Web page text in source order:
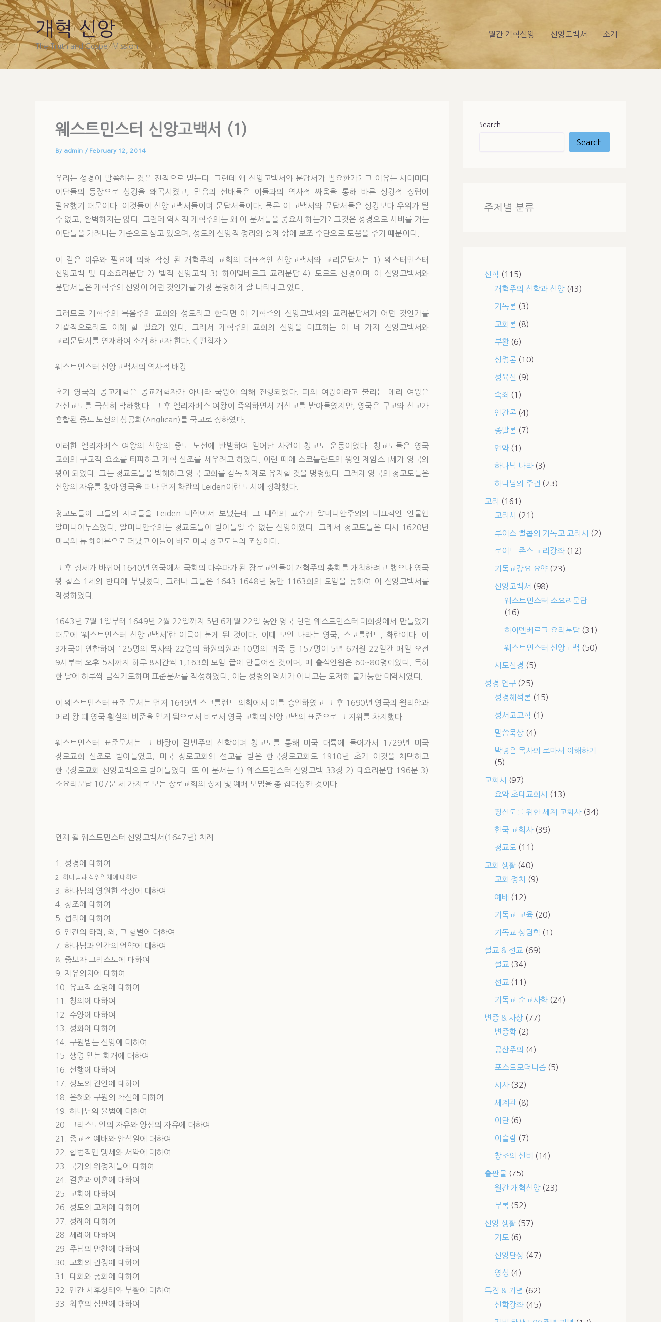
Skip
to
content
개혁 신앙
The Truth and Gospel Mission
월간 개혁신앙 신앙고백서 소개
웨스트민스터 신앙고백서 (1)
By admin / February 12, 2014
우리는 성경이 말씀하는 것을 전적으로 믿는다. 그런데 왜 신앙고백서와 문답서가 필요한가? 그 이유는 시대마다
이단들의 등장으로 성경을 왜곡시켰고, 믿음의 선배들은 이들과의 역사적 싸움을 통해 바른 성경적 정립이
필요했기 때문이다. 이것들이 신앙고백서들이며 문답서들이다. 물론 이 고백서와 문답서들은 성경보다 우위가 될
수 없고, 완벽하지는 않다. 그런데 역사적 개혁주의는 왜 이 문서들을 중요시 하는가? 그것은 성경으로 시비를 거는
이단들을 가려내는 기준으로 삼고 있으며, 성도의 신앙적 정리와 실제 삶에 보조 수단으로 도움을 주기 때문이다.
이 같은 이유와 필요에 의해 작성 된 개혁주의 교회의 대표적인 신앙고백서와 교리문답서는 1) 웨스터민스터
신앙고백 및 대소요리문답 2) 벨직 신앙고백 3) 하이델베르크 교리문답 4) 도르트 신경이며 이 신앙고백서와
문답서들은 개혁주의 신앙이 어떤 것인가를 가장 분명하게 잘 나타내고 있다.
그러므로 개혁주의 복음주의 교회와 성도라고 한다면 이 개혁주의 신앙고백서와 교리문답서가 어떤 것인가를
개괄적으로라도 이해 할 필요가 있다. 그래서 개혁주의 교회의 신앙을 대표하는 이 네 가지 신앙고백서와
교리문답서를 연재하여 소개 하고자 한다. < 편집자 >
웨스트민스터 신앙고백서의 역사적 배경
초기 영국의 종교개혁은 종교개혁자가 아니라 국왕에 의해 진행되었다. 피의 여왕이라고 불리는 메리 여왕은
개신교도를 극심히 박해했다. 그 후 엘리자베스 여왕이 즉위하면서 개신교를 받아들였지만, 영국은 구교와 신교가
혼합된 중도 노선의 성공회(Anglican)를 국교로 정하였다.
이러한 엘리자베스 여왕의 신앙의 중도 노선에 반발하여 일어난 사건이 청교도 운동이었다. 청교도들은 영국
교회의 구교적 요소를 타파하고 개혁 신조를 세우려고 하였다. 이런 때에 스코틀란드의 왕인 제임스 I세가 영국의
왕이 되었다. 그는 청교도들을 박해하고 영국 교회를 감독 체제로 유지할 것을 명령했다. 그러자 영국의 청교도들은
신앙의 자유를 찾아 영국을 떠나 먼저 화란의 Leiden이란 도시에 정착했다.
청교도들이 그들의 자녀들을 Leiden 대학에서 보냈는데 그 대학의 교수가 알미니안주의의 대표적인 인물인
알미니아누스였다. 알미니안주의는 청교도들이 받아들일 수 없는 신앙이었다. 그래서 청교도들은 다시 1620년
미국의 뉴 헤이븐으로 떠났고 이들이 바로 미국 청교도들의 조상이다.
그 후 정세가 바뀌어 1640년 영국에서 국회의 다수파가 된 장로교인들이 개혁주의 총회를 개최하려고 했으나 영국
왕 찰스 1세의 반대에 부딪쳤다. 그러나 그들은 1643-1648년 동안 1163회의 모임을 통하여 이 신앙고백서를
작성하였다.
1643년 7월 1일부터 1649년 2월 22일까지 5년 6개월 22일 동안 영국 런던 웨스트민스터 대회장에서 만들었기
때문에 ‘웨스트민스터 신앙고백서’란 이름이 붙게 된 것이다. 이때 모인 나라는 영국, 스코틀랜드, 화란이다. 이
3개국이 연합하여 125명의 목사와 22명의 하원의원과 10명의 귀족 등 157명이 5년 6개월 22일간 매일 오전
9시부터 오후 5시까지 하루 8시간씩 1,163회 모임 끝에 만들어진 것이며, 매 출석인원은 60~80명이었다. 특히
한 달에 하루씩 금식기도하며 표준문서를 작성하였다. 이는 성령의 역사가 아니고는 도저히 불가능한 대역사였다.
이 웨스트민스터 표준 문서는 먼저 1649년 스코틀랜드 의회에서 이를 승인하였고 그 후 1690년 영국의 윌리암과
메리 왕 때 영국 황실의 비준을 얻게 됨으로서 비로서 영국 교회의 신앙고백의 표준으로 그 지위를 차지했다.
웨스트민스터 표준문서는 그 바탕이 칼빈주의 신학이며 청교도를 통해 미국 대륙에 들어가서 1729년 미국
장로교회 신조로 받아들였고, 미국 장로교회의 선교를 받은 한국장로교회도 1910년 초기 이것을 채택하고
한국장로교회 신앙고백으로 받아들였다. 또 이 문서는 1) 웨스트민스터 신앙고백 33장 2) 대요리문답 196문 3)
소요리문답 107문 세 가지로 모든 장로교회의 정치 및 예배 모범을 총 집대성한 것이다.
연재 될 웨스트민스터 신앙고백서(1647년) 차례
1. 성경에 대하여
2. 하나님과 삼위일체에 대하여
3. 하나님의 영원한 작정에 대하여
4. 창조에 대하여
5. 섭리에 대하여
6. 인간의 타락, 죄, 그 형벌에 대하여
7. 하나님과 인간의 언약에 대하여
8. 중보자 그리스도에 대하여
9. 자유의지에 대하여
10. 유효적 소명에 대하여
11. 칭의에 대하여
12. 수양에 대하여
13. 성화에 대하여
14. 구원받는 신앙에 대하여
15. 생명 얻는 회개에 대하여
16. 선행에 대하여
17. 성도의 견인에 대하여
18. 은혜와 구원의 확신에 대하여
19. 하나님의 율법에 대하여
20. 그리스도인의 자유와 양심의 자유에 대하여
21. 종교적 예배와 안식일에 대하여
22. 합법적인 맹세와 서약에 대하여
23. 국가의 위정자들에 대하여
24. 결혼과 이혼에 대하여
25. 교회에 대하여
26. 성도의 교제에 대하여
27. 성례에 대하여
28. 세례에 대하여
29. 주님의 만찬에 대하여
30. 교회의 권징에 대하여
31. 대회와 총회에 대하여
32. 인간 사후상태와 부활에 대하여
33. 최후의 심판에 대하여
Search
Search
주제별 분류
신학(115)
개혁주의 신학과 신앙(43)
기독론(3)
교회론(8)
부활(6)
성령론(10)
성육신 (9)
속죄 (1)
인간론(4)
종말론(7)
언약(1)
하나님 나라(3)
하나님의 주권 (23)
교리 (161)
교리사(21)
루이스 뻘콥의 기독교 교리사(2)
로이드 존스 교리강좌(12)
기독교강요 요약(23)
신앙고백서 (98)
웨스트민스터 소요리문답
(16)
하이델베르크 요리문답(31)
웨스트민스터 신앙고백 (50)
사도신경 (5)
성경 연구(25)
성경해석론(15)
성서고고학(1)
말씀묵상(4)
박병은 목사의 로마서 이해하기
(5)
교회사(97)
요약 초대교회사(13)
평신도를 위한 세계 교회사(34)
한국 교회사(39)
청교도 (11)
교회 생활(40)
교회 정치
(9)
예배 (12)
기독교 교육(20)
기독교 상담학(1)
설교 & 선교 (69)
설교 (34)
선교 (11)
기독교 순교사화(24)
변증 & 사상(77)
변증학(2)
공산주의 (4)
포스트모더니즘(5)
시사(32)
세계관(8)
이단(6)
이슬람(7)
창조의 신비 (14)
출판물(75)
월간 개혁신앙(23)
부록(52)
신앙 생활(57)
기도 (6)
신앙단상(47)
영성 (4)
특집 & 기념 (62)
신학강좌(45)